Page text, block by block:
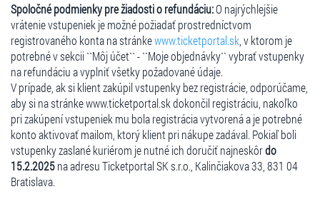
Spoločné podmienky pre žiadosti o refundáciu:O najrýchlejšie
vrátenie vstupeniek je možné požiadať prostredníctvom
registrovaného konta na stránkewww.ticketportal.sk , v ktorom je
potrebné v sekcii ``Môj účet`` - ``Moje objednávky`` vybrať vstupenky
na refundáciu a vyplniť všetky požadované údaje.
V prípade, ak si klient zakúpil vstupenky bez registrácie, odporúčame,
aby si na stránke www.ticketportal.sk dokončil registráciu, nakoľko
pri zakúpení vstupeniek mu bola registrácia vytvorená a je potrebné
konto aktivovať mailom, ktorý klient pri nákupe zadával. Pokiaľ boli
vstupenky zaslané kuriérom je nutné ich doručiť najneskôrdo
15.2.2025na adresu Ticketportal SK s.r.o., Kalinčiakova 33, 831 04
Bratislava.